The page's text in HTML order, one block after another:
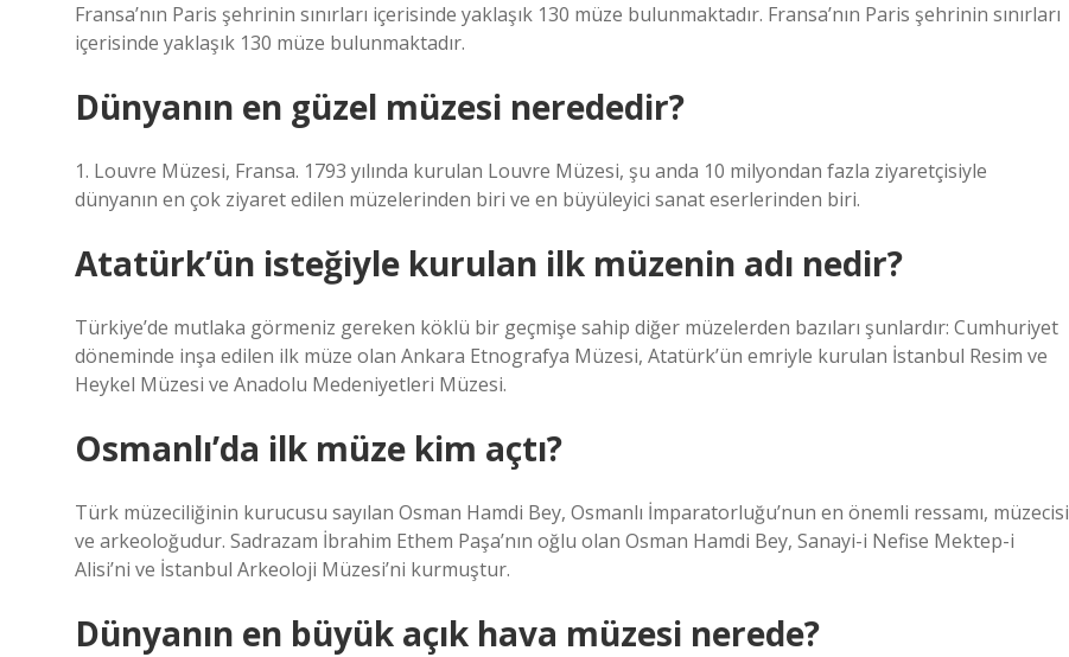
Fransa’nın Paris şehrinin sınırları içerisinde yaklaşık 130 müze bulunmaktadır. Fransa’nın Paris şehrinin sınırları
içerisinde yaklaşık 130 müze bulunmaktadır.
Dünyanın en güzel müzesi nerededir?
1. Louvre Müzesi, Fransa. 1793 yılında kurulan Louvre Müzesi, şu anda 10 milyondan fazla ziyaretçisiyle
dünyanın en çok ziyaret edilen müzelerinden biri ve en büyüleyici sanat eserlerinden biri.
Atatürk’ün isteğiyle kurulan ilk müzenin adı nedir?
Türkiye’de mutlaka görmeniz gereken köklü bir geçmişe sahip diğer müzelerden bazıları şunlardır: Cumhuriyet
döneminde inşa edilen ilk müze olan Ankara Etnografya Müzesi, Atatürk’ün emriyle kurulan İstanbul Resim ve
Heykel Müzesi ve Anadolu Medeniyetleri Müzesi.
Osmanlı’da ilk müze kim açtı?
Türk müzeciliğinin kurucusu sayılan Osman Hamdi Bey, Osmanlı İmparatorluğu’nun en önemli ressamı, müzecisi
ve arkeoloğudur. Sadrazam İbrahim Ethem Paşa’nın oğlu olan Osman Hamdi Bey, Sanayi-i Nefise Mektep-i
Alisi’ni ve İstanbul Arkeoloji Müzesi’ni kurmuştur.
Dünyanın en büyük açık hava müzesi nerede?